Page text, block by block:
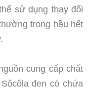
sử dụng thay đổi
trong hầu hết
cung cấp chất
đen có chứa